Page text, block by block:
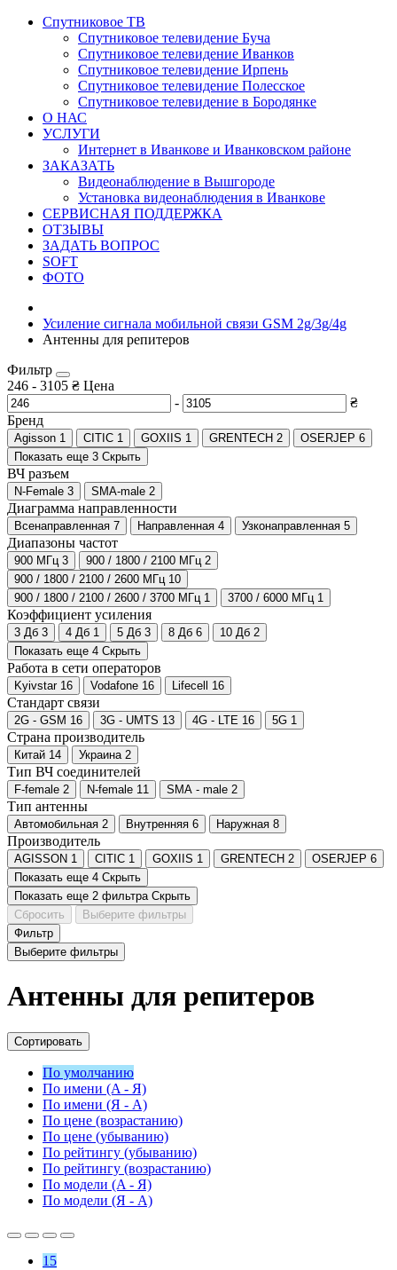
Спутниковое ТВ
Спутниковое телевидение Буча
Спутниковое телевидение Иванков
Спутниковое телевидение Ирпень
Спутниковое телевидение Полесское
Спутниковое телевидение в Бородянке
О НАС
УСЛУГИ
Интернет в Иванкове и Иванковском районе
ЗАКАЗАТЬ
Видеонаблюдение в Вышгороде
Установка видеонаблюдения в Иванкове
СЕРВИСНАЯ ПОДДЕРЖКА
ОТЗЫВЫ
ЗАДАТЬ ВОПРОС
SOFT
ФОТО
Усиление сигнала мобильной связи GSM 2g/3g/4g
Антенны для репитеров
Фильтр
246 - 3105 ₴ Цена
-
₴
Бренд
Agisson 1 CITIC 1 GOXIIS 1 GRENTECH 2 OSERJEP 6
Показать еще 3 Скрыть
ВЧ разъем
N-Female 3 SMA-male 2
Диаграмма направленности
Всенаправленная 7 Направленная 4 Узконаправленная 5
Диапазоны частот
900 МГц 3 900 / 1800 / 2100 МГц 2
900 / 1800 / 2100 / 2600 МГц 10
900 / 1800 / 2100 / 2600 / 3700 МГц 1 3700 / 6000 МГц 1
Коэффициент усиления
3 Дб 3 4 Дб 1 5 Дб 3 8 Дб 6 10 Дб 2
Показать еще 4 Скрыть
Работа в сети операторов
Kyivstar 16 Vodafone 16 Lifecell 16
Стандарт связи
2G - GSM 16 3G - UMTS 13 4G - LTE 16 5G 1
Страна производитель
Китай 14 Украина 2
Тип ВЧ соединителей
F-female 2 N-female 11 SMA - male 2
Тип антенны
Автомобильная 2 Внутренняя 6 Наружная 8
Производитель
AGISSON 1 CITIC 1 GOXIIS 1 GRENTECH 2 OSERJEP 6
Показать еще 4 Скрыть
Показать еще 2 фильтра Скрыть
Сбросить
Выберите фильтры
Фильтр
Выберите фильтры
Антенны для репитеров
Сортировать
По умолчанию
По имени (A - Я)
По имени (Я - A)
По цене (возрастанию)
По цене (убыванию)
По рейтингу (убыванию)
По рейтингу (возрастанию)
По модели (A - Я)
По модели (Я - A)
15